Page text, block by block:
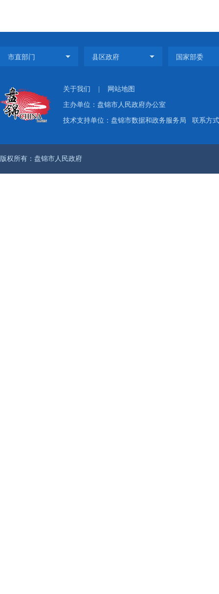
关于我们 网站地图
主办单位：盘锦市人民政府办公室
技术支持单位：盘锦市数据和政务服务局 联系方
版权所有：盘锦市人民政府